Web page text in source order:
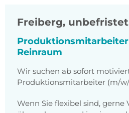
Freiberg,
Reinraum
Wir suchen ab sofort
Produktionsmitarbeiter (m/
Wenn Sie flexibel sind, gerne